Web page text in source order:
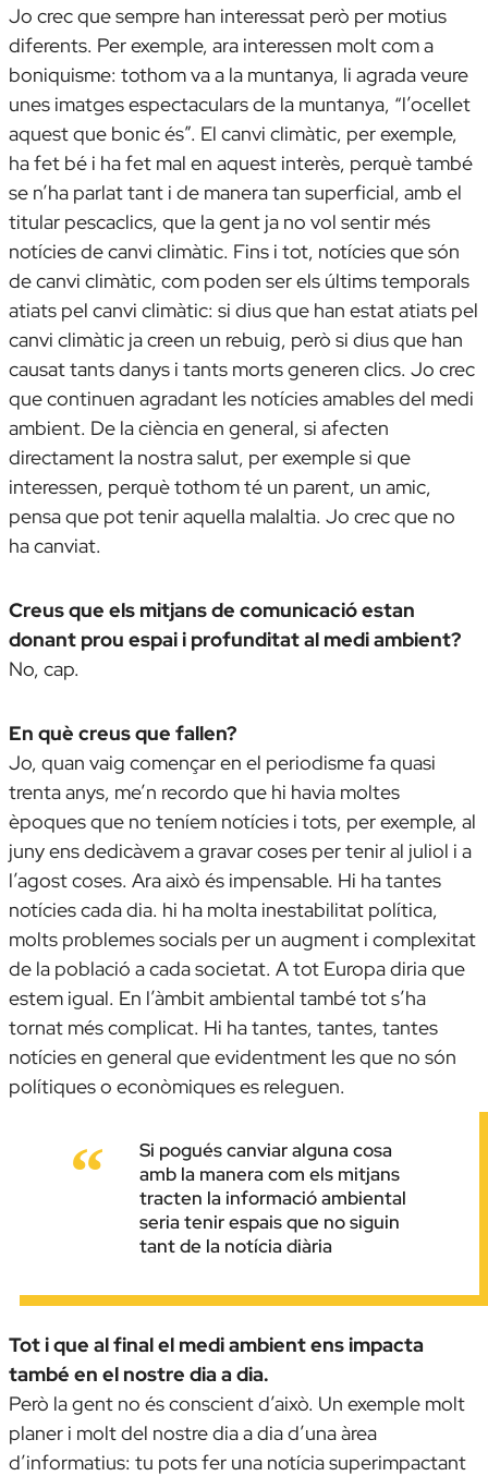
Jo crec que sempre han interessat però per motius
diferents. Per exemple, ara interessen molt com a
boniquisme: tothom va a la muntanya, li agrada veure
unes imatges espectaculars de la muntanya, “l’ocellet
aquest que bonic és”. El canvi climàtic, per exemple,
ha fet bé i ha fet mal en aquest interès, perquè també
se n’ha parlat tant i de manera tan superficial, amb el
titular pescaclics, que la gent ja no vol sentir més
notícies de canvi climàtic. Fins i tot, notícies que són
de canvi climàtic, com poden ser els últims temporals
atiats pel canvi climàtic: si dius que han estat atiats pel
canvi climàtic ja creen un rebuig, però si dius que han
causat tants danys i tants morts generen clics. Jo crec
que continuen agradant les notícies amables del medi
ambient. De la ciència en general, si afecten
directament la nostra salut, per exemple si que
interessen, perquè tothom té un parent, un amic,
pensa que pot tenir aquella malaltia. Jo crec que no
ha canviat.
Creus que els mitjans de comunicació estan
donant prou espai i profunditat al medi ambient?
No, cap.
En què creus que fallen?
Jo, quan vaig començar en el periodisme fa quasi
trenta anys, me’n recordo que hi havia moltes
èpoques que no teníem notícies i tots, per exemple, al
juny ens dedicàvem a gravar coses per tenir al juliol i a
l’agost coses. Ara això és impensable. Hi ha tantes
notícies cada dia. hi ha molta inestabilitat política,
molts problemes socials per un augment i complexitat
de la població a cada societat. A tot Europa diria que
estem igual. En l’àmbit ambiental també tot s’ha
tornat més complicat. Hi ha tantes, tantes, tantes
notícies en general que evidentment les que no són
polítiques o econòmiques es releguen.
Si pogués canviar alguna cosa
amb la manera com els mitjans
tracten la informació ambiental
seria tenir espais que no siguin
tant de la notícia diària
Tot i que al final el medi ambient ens impacta
també en el nostre dia a dia.
Però la gent no és conscient d’això. Un exemple molt
planer i molt del nostre dia a dia d’una àrea
d’informatius: tu pots fer una notícia superimpactant